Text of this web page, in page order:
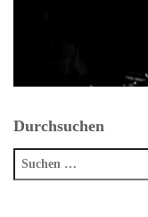
Durchsuchen
Suchen
nach: